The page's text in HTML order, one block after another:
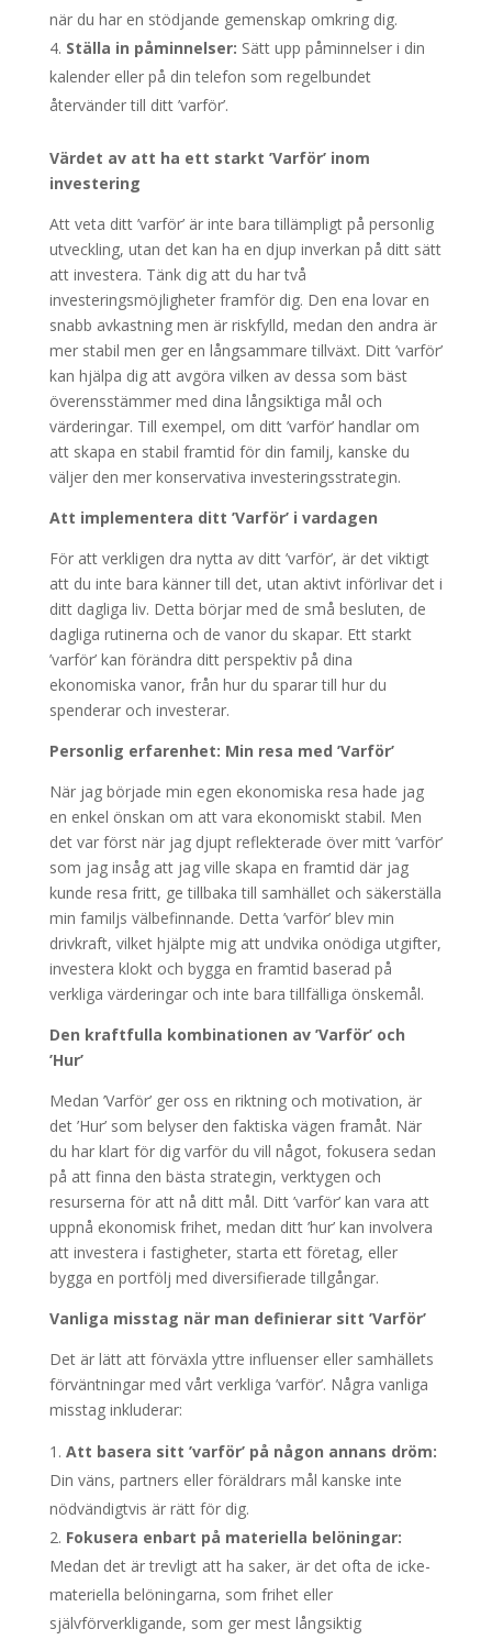
när du har en stödjande gemenskap omkring dig.
Ställa in påminnelser: Sätt upp påminnelser i din
kalender eller på din telefon som regelbundet
återvänder till ditt ’varför’.
Värdet av att ha ett starkt ’Varför’ inom
investering
Att veta ditt ’varför’ är inte bara tillämpligt på personlig
utveckling, utan det kan ha en djup inverkan på ditt sätt
att investera. Tänk dig att du har två
investeringsmöjligheter framför dig. Den ena lovar en
snabb avkastning men är riskfylld, medan den andra är
mer stabil men ger en långsammare tillväxt. Ditt ’varför’
kan hjälpa dig att avgöra vilken av dessa som bäst
överensstämmer med dina långsiktiga mål och
värderingar. Till exempel, om ditt ’varför’ handlar om
att skapa en stabil framtid för din familj, kanske du
väljer den mer konservativa investeringsstrategin.
Att implementera ditt ’Varför’ i vardagen
För att verkligen dra nytta av ditt ’varför’, är det viktigt
att du inte bara känner till det, utan aktivt införlivar det i
ditt dagliga liv. Detta börjar med de små besluten, de
dagliga rutinerna och de vanor du skapar. Ett starkt
’varför’ kan förändra ditt perspektiv på dina
ekonomiska vanor, från hur du sparar till hur du
spenderar och investerar.
Personlig erfarenhet: Min resa med ’Varför’
När jag började min egen ekonomiska resa hade jag
en enkel önskan om att vara ekonomiskt stabil. Men
det var först när jag djupt reflekterade över mitt ’varför’
som jag insåg att jag ville skapa en framtid där jag
kunde resa fritt, ge tillbaka till samhället och säkerställa
min familjs välbefinnande. Detta ’varför’ blev min
drivkraft, vilket hjälpte mig att undvika onödiga utgifter,
investera klokt och bygga en framtid baserad på
verkliga värderingar och inte bara tillfälliga önskemål.
Den kraftfulla kombinationen av ’Varför’ och
’Hur’
Medan ’Varför’ ger oss en riktning och motivation, är
det ’Hur’ som belyser den faktiska vägen framåt. När
du har klart för dig varför du vill något, fokusera sedan
på att finna den bästa strategin, verktygen och
resurserna för att nå ditt mål. Ditt ’varför’ kan vara att
uppnå ekonomisk frihet, medan ditt ’hur’ kan involvera
att investera i fastigheter, starta ett företag, eller
bygga en portfölj med diversifierade tillgångar.
Vanliga misstag när man definierar sitt ’Varför’
Det är lätt att förväxla yttre influenser eller samhällets
förväntningar med vårt verkliga ’varför’. Några vanliga
misstag inkluderar:
Att basera sitt ’varför’ på någon annans dröm:
Din väns, partners eller föräldrars mål kanske inte
nödvändigtvis är rätt för dig.
Fokusera enbart på materiella belöningar:
Medan det är trevligt att ha saker, är det ofta de icke-
materiella belöningarna, som frihet eller
självförverkligande, som ger mest långsiktig